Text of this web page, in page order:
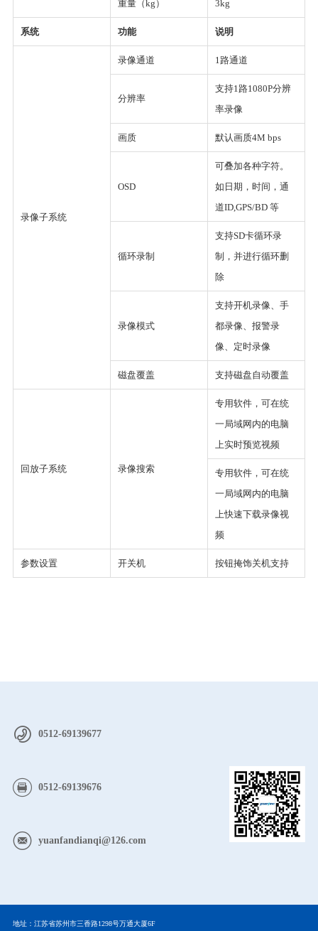
重量（kg） 3kg
系统 功能 说明
录像子系统
录像通道 1路通道
分辨率
支持1路1080P分辨
率录像
画质 默认画质4M bps
OSD
可叠加各种字符。
如日期，时间，通
道ID,GPS/BD 等
循环录制
支持SD卡循环录
制，并进行循环删
除
录像模式
支持开机录像、手
都录像、报警录
像、定时录像
磁盘覆盖 支持磁盘自动覆盖
回放子系统 录像搜索
专用软件，可在统
一局域网内的电脑
上实时预览视频
专用软件，可在统
一局域网内的电脑
上快速下载录像视
频
参数设置 开关机 按钮掩饰关机支持
0512-69139677
0512-69139676
yuanfandianqi@126.com
地址：江苏省苏州市三香路1298号万通大厦6F